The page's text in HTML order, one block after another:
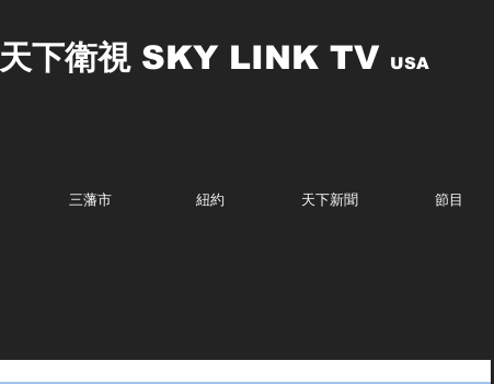
天下衛視SKY LINK TV USA
三藩市 紐約 天下新聞 節目